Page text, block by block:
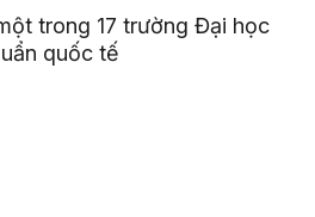
trong 17 trường Đại học
quốc tế